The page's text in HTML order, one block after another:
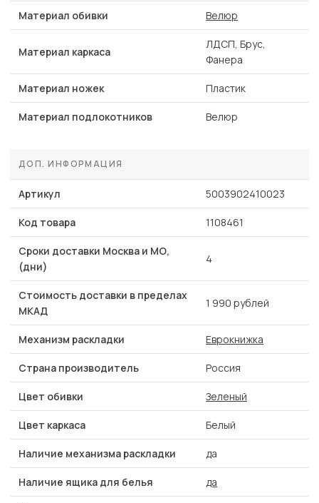
Материал обивки Велюр
Материал каркаса
ЛДСП, Брус,
Фанера
Материал ножек Пластик
Материал подлокотников Велюр
ДОП. ИНФОРМАЦИЯ
Артикул 5003902410023
Код товара 1108461
Сроки доставки Москва и МО,
(дни)
4
Стоимость доставки в пределах
МКАД
1 990 рублей
Механизм раскладки Еврокнижка
Страна производитель Россия
Цвет обивки Зеленый
Цвет каркаса Белый
Наличие механизма раскладки да
Наличие ящика для белья да